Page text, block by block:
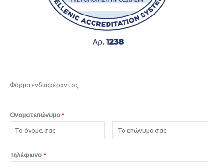
Φόρμα ενδιαφέροντος
Ονοματεπώνυμο*
Τηλέφωνο*